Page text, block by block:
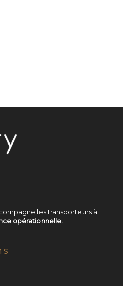
les transporteurs à
opérationnelle.